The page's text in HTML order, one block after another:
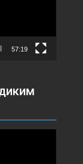
57:19